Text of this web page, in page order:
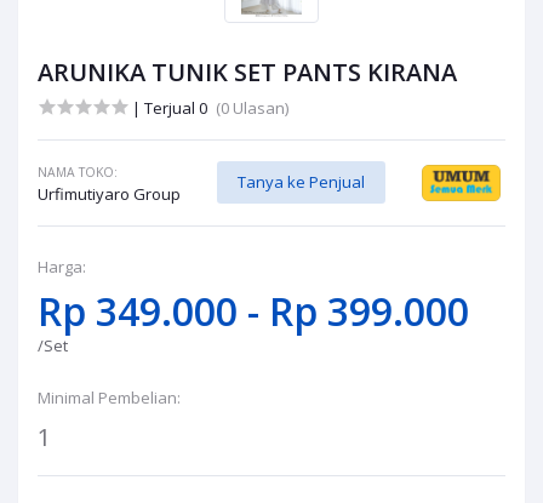
ARUNIKA TUNIK SET PANTS KIRANA
| Terjual 0 (0 Ulasan)
NAMA TOKO:
Urfimutiyaro Group
Tanya ke Penjual
Harga:
Rp 349.000 - Rp 399.000
/Set
Minimal Pembelian:
1